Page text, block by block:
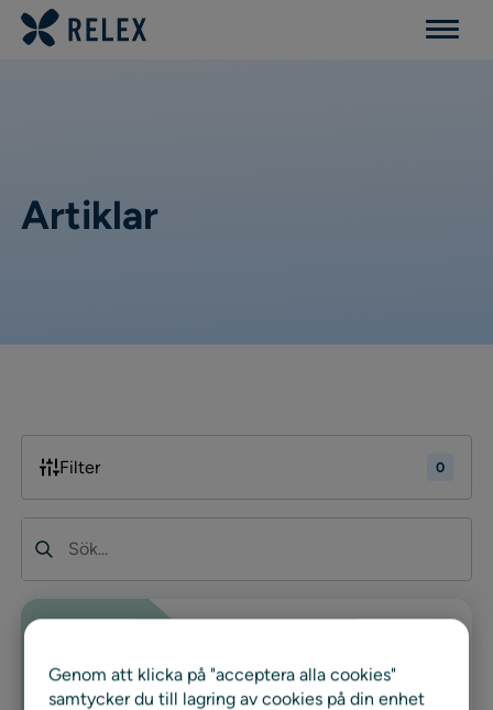
Menu
Artiklar
Filter 0
Genom att klicka på "acceptera alla cookies"
samtycker du till lagring av cookies på din enhet